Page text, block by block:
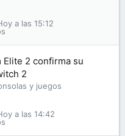
a las 15:12
Elite 2 confirma su
2
y juegos
a las 14:42